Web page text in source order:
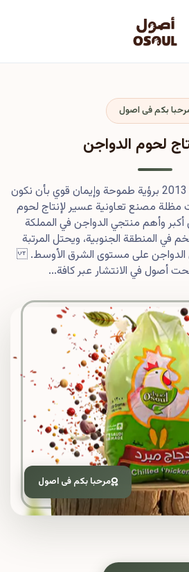
مرحبا بكم فى اصول
بكم فى اصول
لحوم الدواجن
بدأت رحلتنا في أصول عام 2013 برؤية طموحة وإيمان قوي بأن نكون
مظلة مصنع تعاونية عسير لإنتاج لحوم
وأهم منتجي الدواجن في المملكة
في المنطقة الجنوبية، ويحتل المرتبة
الدواجن على مستوى الشرق الأوسط.
أصول في الانتشار عبر كافة...